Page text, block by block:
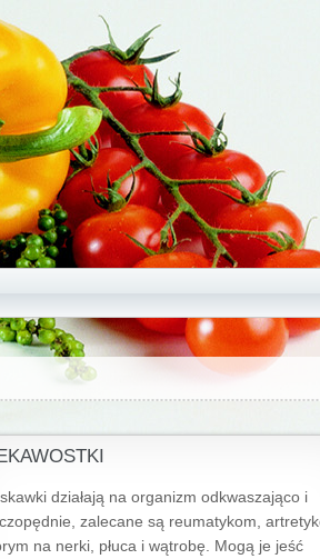
działają na organizm odkwaszająco i
zalecane są reumatykom,
na nerki, płuca i wątrobę. Mogą je jeść